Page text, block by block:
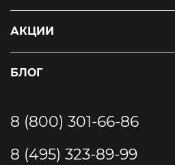
АКЦИИ
БЛОГ
8 (800) 301-66-86
8 (495) 323-89-99